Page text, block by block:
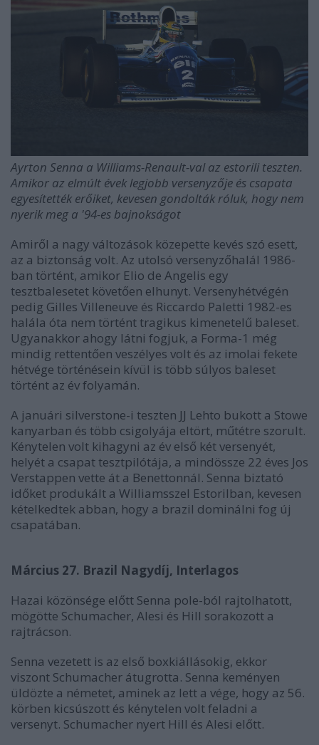
Ayrton Senna a Williams-Renault-val az estorili teszten.
Amikor az elmúlt évek legjobb versenyzője és csapata
egyesítették erőiket, kevesen gondolták róluk, hogy nem
nyerik meg a '94-es bajnokságot
Amiről a nagy változások közepette kevés szó esett,
az a biztonság volt. Az utolsó versenyzőhalál 1986-
ban történt, amikor Elio de Angelis egy
tesztbalesetet követően elhunyt. Versenyhétvégén
pedig Gilles Villeneuve és Riccardo Paletti 1982-es
halála óta nem történt tragikus kimenetelű baleset.
Ugyanakkor ahogy látni fogjuk, a Forma-1 még
mindig rettentően veszélyes volt és az imolai fekete
hétvége történésein kívül is több súlyos baleset
történt az év folyamán.
A januári silverstone-i teszten JJ Lehto bukott a Stowe
kanyarban és több csigolyája eltört, műtétre szorult.
Kénytelen volt kihagyni az év első két versenyét,
helyét a csapat tesztpilótája, a mindössze 22 éves Jos
Verstappen vette át a Benettonnál. Senna biztató
időket produkált a Williamsszel Estorilban, kevesen
kételkedtek abban, hogy a brazil dominálni fog új
csapatában.
Március 27. Brazil Nagydíj, Interlagos
Hazai közönsége előtt Senna pole-ból rajtolhatott,
mögötte Schumacher, Alesi és Hill sorakozott a
rajtrácson.
Senna vezetett is az első boxkiállásokig, ekkor
viszont Schumacher átugrotta. Senna keményen
üldözte a németet, aminek az lett a vége, hogy az 56.
körben kicsúszott és kénytelen volt feladni a
versenyt. Schumacher nyert Hill és Alesi előtt.